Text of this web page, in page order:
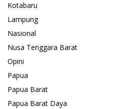
Kotabaru
Lampung
Nasional
Nusa Tenggara Barat
Opini
Papua
Papua Barat
Papua Barat Daya